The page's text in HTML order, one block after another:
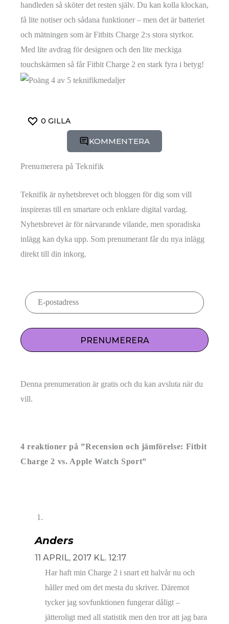
handleden så sköter det resten själv. Du kan kolla klockan,
få lite notiser och sådana funktioner – men det är batteriet
och mätningen som är Fitbits Charge 2:s stora styrkor.
Med lite avdrag för designen och den lite meckiga
touchskärmen så får Fitbit Charge 2 en stark fyra i betyg!
0 GILLA
KOMMENTERA
Prenumerera på Teknifik
Teknifik är nyhetsbrevet och bloggen för dig som vill
inspireras till en smartare och enklare digital vardag.
Nyhetsbrevet är för närvarande vilande, men sporadiska
inlägg kan dyka upp. Som prenumerant får du nya inlägg
direkt till din inkorg.
PRENUMERERA
Denna prenumeration är gratis och du kan avsluta när du
vill.
4 reaktioner på ”Recension och jämförelse: Fitbit
Charge 2 vs. Apple Watch Sport”
Anders
11 APRIL, 2017 KL. 12:17
Har haft min Charge 2 i snart ett halvår nu och
håller med om det mesta du skriver. Däremot
tycker jag sovfunktionen fungerar dåligt –
jätteroligt med all statistik men den tror att jag bara